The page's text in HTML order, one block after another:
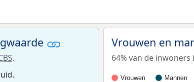
.
Vrouwen en
64% van de
Vrouwen Mannen